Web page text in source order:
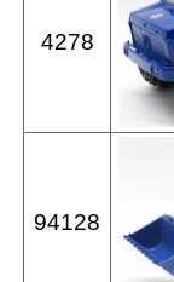
4278
94128